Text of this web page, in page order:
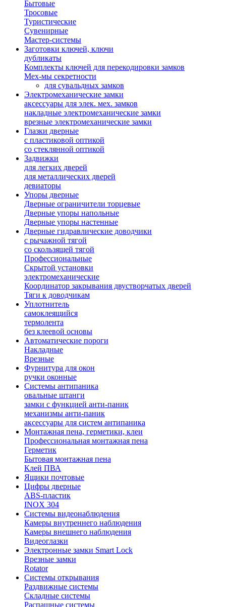
Бытовые
Тросовые
Туристические
Сувенирные
Мастер-системы
Заготовки ключей, ключи
дубликаты
Комплекты ключей для перекодировки замков
Мех-мы секретности
для сувальдных замков
Электромеханические замки
аксессуары для элек. мех. замков
накладные электромеханические замки
врезные электромеханические замки
Глазки дверные
с пластиковой оптикой
со стеклянной оптикой
Задвижки
для легких дверей
для металлических дверей
девиаторы
Упоры дверные
Дверные ограничители торцевые
Дверные упоры напольные
Дверные упоры настенные
Дверные гидравлические доводчики
с рычажной тягой
со скользящей тягой
Профессиональные
Скрытой установки
электромеханические
Координатор закрывания двустворчатых дверей
Тяги к доводчикам
Уплотнитель
самоклеящийся
термолента
без клеевой основы
Автоматические пороги
Накладные
Врезные
Фурнитура для окон
ручки оконные
Системы антипаника
овальные штанги
замки с функцией анти-паник
механизмы анти-паник
аксессуары для систем антипаника
Монтажная пена, герметики, клеи
Профессиональная монтажная пена
Герметик
Бытовая монтажная пена
Клей ПВА
Ящики почтовые
Цифры дверные
ABS-пластик
INOX 304
Системы видеонаблюдения
Камеры внутреннего наблюдения
Камеры внешнего наблюдения
Видеоглазки
Электронные замки Smart Lock
Врезные замки
Rotator
Системы открывания
Раздвижные системы
Складные системы
Распашные системы